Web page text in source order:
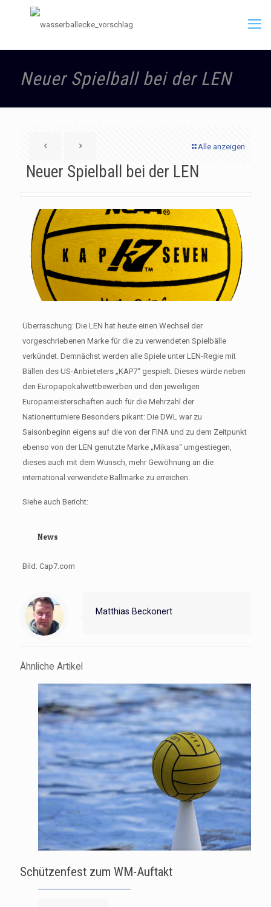
Neuer Spielball bei der LEN
Alle anzeigen
Neuer Spielball bei der LEN
Überraschung: Die LEN hat heute einen Wechsel der
vorgeschriebenen Marke für die zu verwendeten Spielbälle
verkündet. Demnächst werden alle Spiele unter LEN-Regie mit
Bällen des US-Anbieteters „KAP7“ gespielt. Dieses würde neben
den Europapokalwettbewerben und den jeweiligen
Europameisterschaften auch für die Mehrzahl der
Nationenturniere Besonders pikant: Die DWL war zu
Saisonbeginn eigens auf die von der FINA und zu dem Zeitpunkt
ebenso von der LEN genutzte Marke „Mikasa“ umgestiegen,
dieses auch mit dem Wunsch, mehr Gewöhnung an die
international verwendete Ballmarke zu erreichen.
Siehe auch Bericht:
News
Bild: Cap7.com
Matthias Beckonert
Ähnliche Artikel
Schützenfest zum WM-Auftakt